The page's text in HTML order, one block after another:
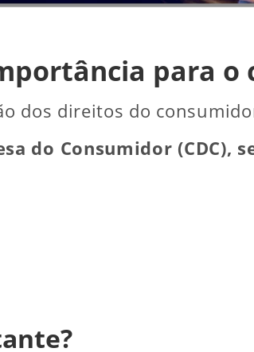
para o
dos direitos do
do Consumidor (CDC),